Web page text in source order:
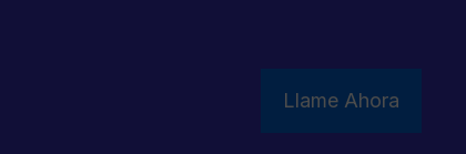
Llame Ahora